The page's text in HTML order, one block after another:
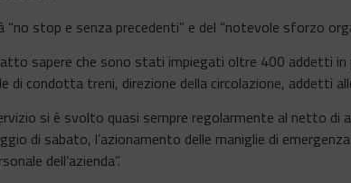
“no stop e senza precedenti” e del “notevole sforzo
sapere che sono stati impiegati oltre 400 addetti
di condotta treni, direzione della circolazione, addetti
si è svolto quasi sempre regolarmente al netto di
di sabato, l’azionamento delle maniglie di
dell’azienda”.